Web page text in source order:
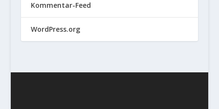
Kommentar-Feed
WordPress.org